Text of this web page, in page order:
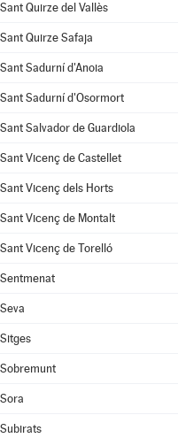
Sant Quirze del Vallès
Sant Quirze Safaja
Sant Sadurní d'Anoia
Sant Sadurní d'Osormort
Sant Salvador de Guardiola
Sant Vicenç de Castellet
Sant Vicenç dels Horts
Sant Vicenç de Montalt
Sant Vicenç de Torelló
Sentmenat
Seva
Sitges
Sobremunt
Sora
Subirats